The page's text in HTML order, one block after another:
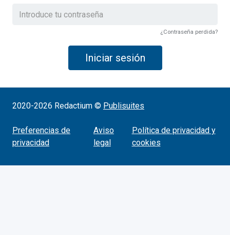
¿Contraseña perdida?
Iniciar sesión
2020-2026 Redactium © Publisuites
Preferencias de
privacidad
Aviso
legal
Política de privacidad y
cookies